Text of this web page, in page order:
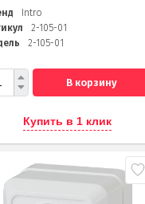
Intro
2-105-01
2-105-01
В корзину
Купить в 1 клик